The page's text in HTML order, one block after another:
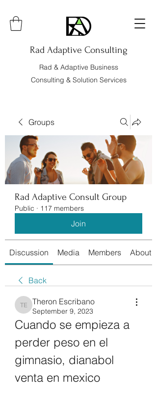
Rad Adaptive Consulting
Rad & Adaptive Business
Consulting & Solution Services
Groups
Rad Adaptive Consult Group
Public · 117 members
Join
Discussion Media Members About
Back
Theron Escribano
Theron Escribano
September 9, 2023
Cuando se empieza a
perder peso en el
gimnasio, dianabol
venta en mexico